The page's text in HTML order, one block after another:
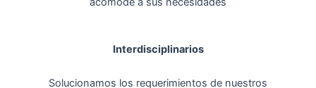
Interdisciplinarios
Solucionamos los requerimientos de nuestros